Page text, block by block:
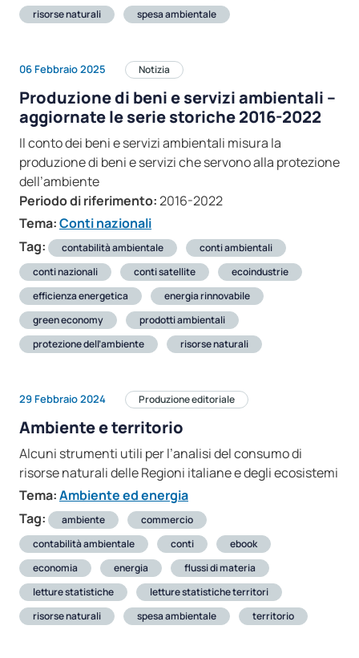
risorse naturali
spesa ambientale
06 Febbraio 2025 Notizia
Produzione di beni e servizi ambientali –
aggiornate le serie storiche 2016-2022
Il conto dei beni e servizi ambientali misura la
produzione di beni e servizi che servono alla protezione
dell’ambiente
Periodo di riferimento:2016-2022
Tema:Conti nazionali
Tag:
contabilità ambientale
conti ambientali
conti nazionali
conti satellite
ecoindustrie
efficienza energetica
energia rinnovabile
green economy
prodotti ambientali
protezione dell’ambiente
risorse naturali
29 Febbraio 2024 Produzione editoriale
Ambiente e territorio
Alcuni strumenti utili per l’analisi del consumo di
risorse naturali delle Regioni italiane e degli ecosistemi
Tema:Ambiente ed energia
Tag:
ambiente
commercio
contabilità ambientale
conti
ebook
economia
energia
flussi di materia
letture statistiche
letture statistiche territori
risorse naturali
spesa ambientale territorio